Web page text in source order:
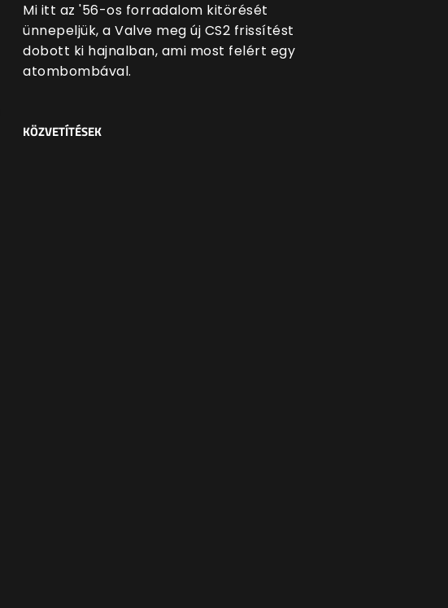
Mi itt az '56-os forradalom kitörését
ünnepeljük, a Valve meg új CS2 frissítést
dobott ki hajnalban, ami most felért egy
atombombával.
KÖZVETÍTÉSEK